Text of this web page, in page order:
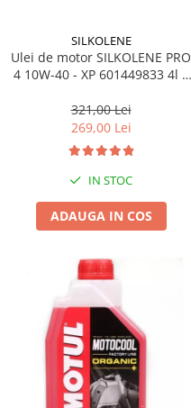
SILKOLENE
Ulei de motor SILKOLENE PRO
4 10W-40 - XP 601449833 4l +
321,00 Lei
269,00 Lei
IN STOC
ADAUGA IN COS